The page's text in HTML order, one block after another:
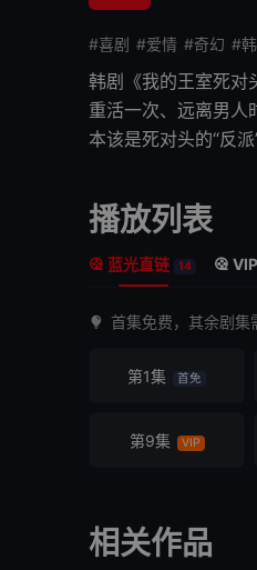
#喜剧 #爱情 #奇幻 #
韩剧《我的王室死对
重活一次、远离男人
本该是死对头的“反
播放列表
蓝光直链 14
首集免费，其余剧集
第1集 首免
第9集 VIP
相关作品